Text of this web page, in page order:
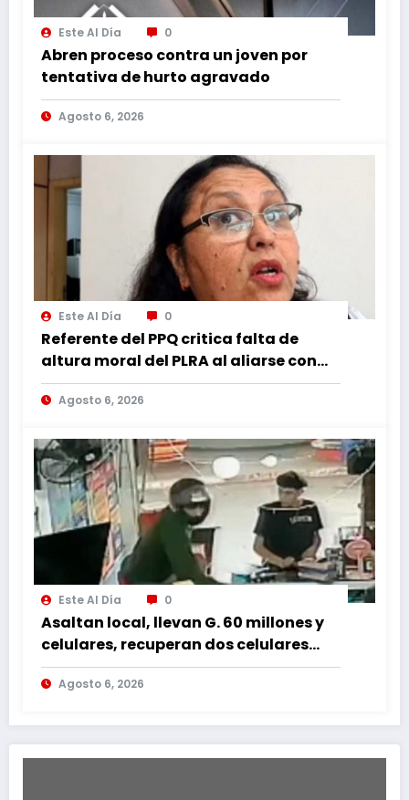
Este Al Día 0
Abren proceso contra un joven por
tentativa de hurto agravado
Agosto 6, 2026
Este Al Día 0
Referente del PPQ critica falta de
altura moral del PLRA al aliarse con
corruptos
Agosto 6, 2026
Este Al Día 0
Asaltan local, llevan G. 60 millones y
celulares, recuperan dos celulares
mediante rastreo y persecución
Agosto 6, 2026